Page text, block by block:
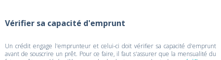
Vérifier sa capacité d'emprunt
Un crédit engage l'emprunteur et celui-ci doit vérifier sa capacité d'emprunt
avant de souscrire un prêt. Pour ce faire, il faut s'assurer que la mensualité du